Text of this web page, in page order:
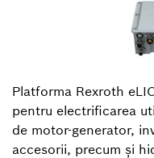
Platforma Rexroth
pentru electrificarea
de motor-generator,
accesorii, precum și